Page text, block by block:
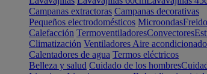
Campanas extractoras Campanas decorativas
Pequeños electrodomésticos Microondas
Calefacción TermoventiladoresConvectores
Climatización Ventiladores Aire acondicionado
Calentadores de agua Termos eléctricos
Belleza y salud Cuidado de los hombres